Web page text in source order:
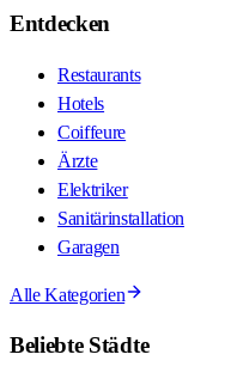
Entdecken
Restaurants
Hotels
Coiffeure
Ärzte
Elektriker
Sanitärinstallation
Garagen
Alle Kategorien
Beliebte Städte